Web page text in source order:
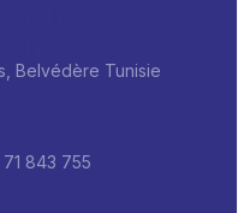
Belvédère Tunisie
843 755